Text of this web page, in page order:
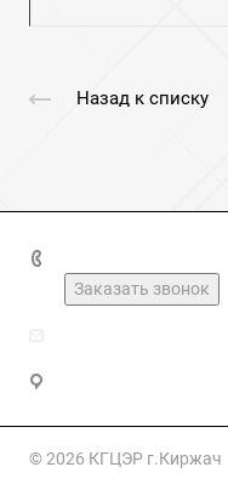
Назад к списку
Заказать звонок
© 2026 КГЦЭР г.Киржач